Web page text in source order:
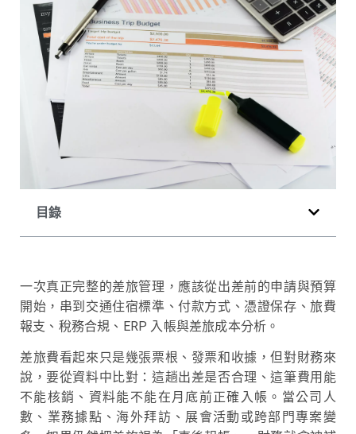
目錄
一次真正完整的差旅管理，應該從出差前的申請與預算
開始，串到交通住宿標準、付款方式、憑證保存、旅費
報支、稅務合規、ERP 入帳與差旅成本分析。
差旅費看起來只是幾張票根、發票和收據，但對財務來
說，要從資料中比對：這趟出差是否合理、這筆費用能
不能核銷、資料能不能在月底前正確入帳。當公司人
數、業務據點、海外拜訪、展會活動或跨部門專案變